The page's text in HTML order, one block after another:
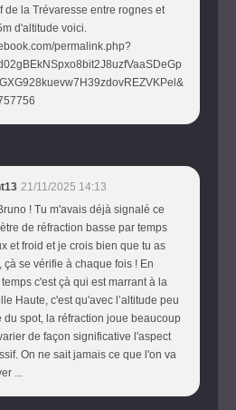
de la Trévaresse entre rognes et
d'altitude voici.
permalink.php?
21/11/2025 14:13
! Tu m'avais déjà signalé ce
de réfraction basse par temps
et froid et je crois bien que tu as
çà se vérifie à chaque fois ! En
c'est çà qui est marrant à la
Haute, c'est qu'avec l’altitude peu
du spot, la réfraction joue beaucoup
de façon significative l'aspect
On ne sait jamais ce que l'on va
...